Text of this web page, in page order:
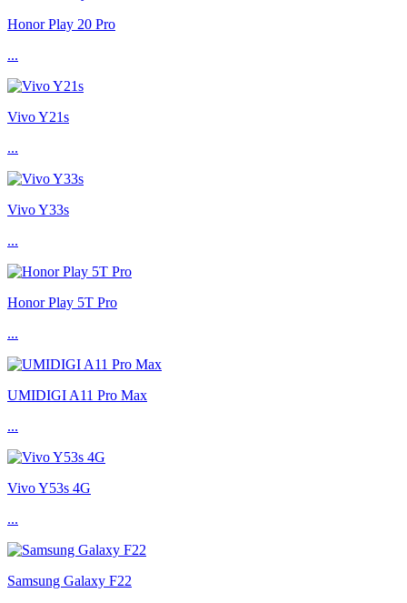
Honor Play 20 Pro
...
Vivo Y21s
...
Vivo Y33s
...
Honor Play 5T Pro
...
UMIDIGI A11 Pro Max
...
Vivo Y53s 4G
...
Samsung Galaxy F22